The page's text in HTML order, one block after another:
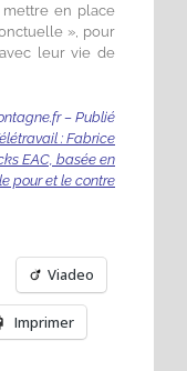
en place
», pour
leur vie de
– Publié
: Fabrice
EAC, basée en
pour et le contre
Viadeo
Imprimer